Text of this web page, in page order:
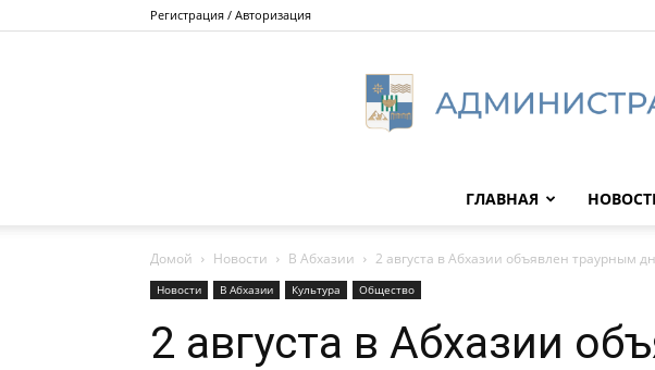
Регистрация / Авторизация
ГЛАВНАЯ
Домой Новости В Абхазии 2 августа в Абхазии объявлен траурным
Новости В Абхазии Культура Общество
2 августа в Абхазии